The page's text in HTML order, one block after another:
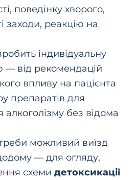
поведінку хворого,
заходи, реакцію на
індивідуальну
— від рекомендацій
впливу на пацієнта
препаратів для
алкоголізму без відома
можливий виїзд
— для огляду,
схеми детоксикації